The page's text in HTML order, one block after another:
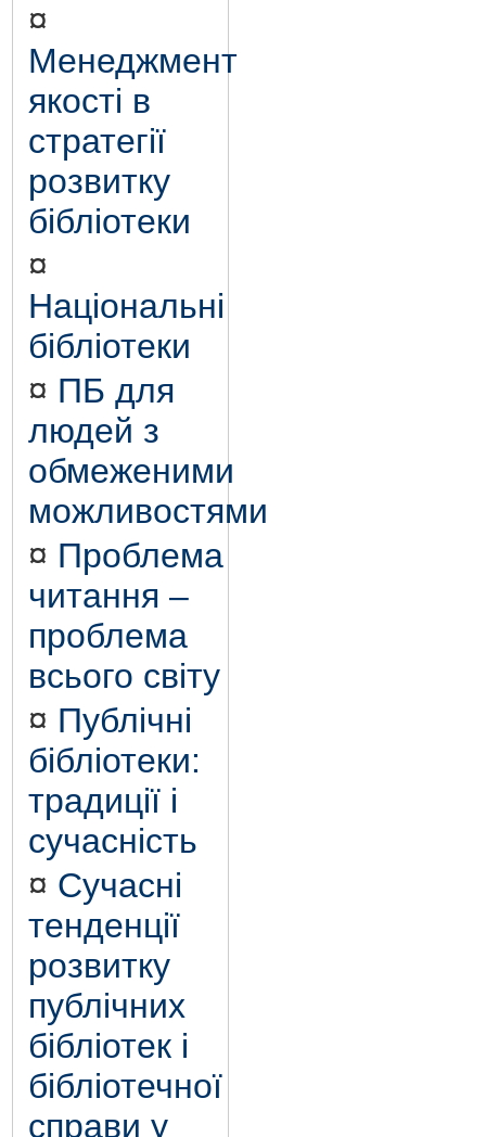
¤
Менеджмент
якості в
стратегії
розвитку
бібліотеки
¤
Національні
бібліотеки
¤ ПБ для
людей з
обмеженими
можливостями
¤ Проблема
читання –
проблема
всього світу
¤ Публічні
бібліотеки:
традиції і
сучасність
¤ Сучасні
тенденції
розвитку
публічних
бібліотек і
бібліотечної
справи у